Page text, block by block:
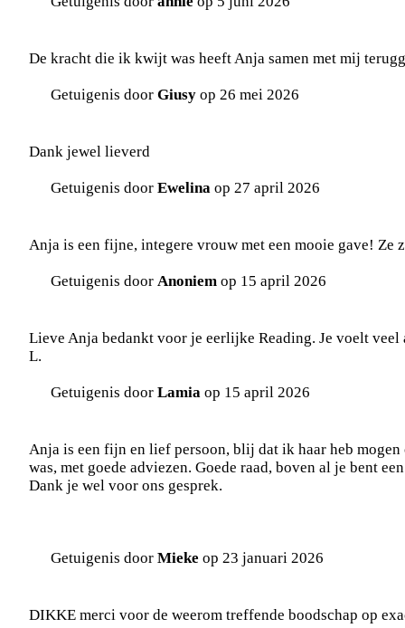
De kracht die ik kwijt was heeft Anja samen met mij
Getuigenis door Giusy op 26 mei 2026
Dank jewel lieverd
Getuigenis door Ewelina op 27 april 2026
Anja is een fijne, integere vrouw met een mooie gave! Ze
Getuigenis door Anoniem op 15 april 2026
Lieve Anja bedankt voor je eerlijke Reading. Je voelt
L.
Getuigenis door Lamia op 15 april 2026
Anja is een fijn en lief persoon, blij dat ik haar heb
was, met goede adviezen. Goede raad, boven al je bent
Dank je wel voor ons gesprek.
Getuigenis door Mieke op 23 januari 2026
DIKKE merci voor de weerom treffende boodschap op